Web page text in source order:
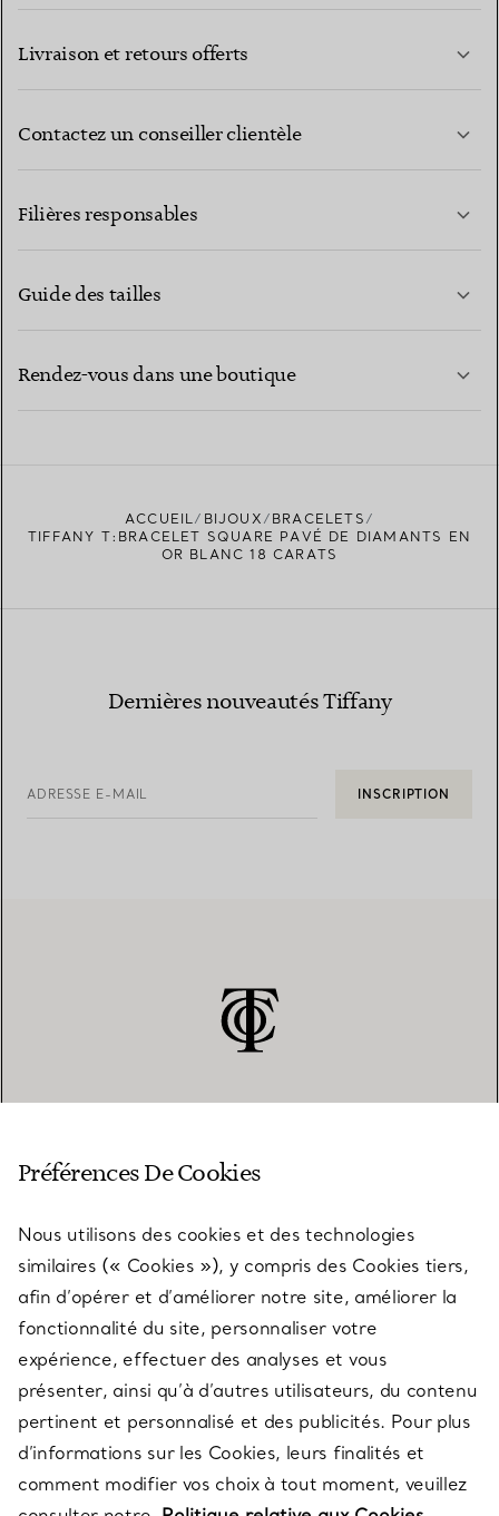
Livraison et retours offerts
Contactez un conseiller clientèle
Filières responsables
Guide des tailles
Rendez-vous dans une boutique
TROUVEZ LA BOUTIQUE LA PLUS PROCHE
ACCUEIL BIJOUX
BRACELETS
TIFFANY T:BRACELET SQUARE PAVÉ DE DIAMANTS EN
OR BLANC 18 CARATS
Dernières nouveautés Tiffany
ADRESSE E-MAIL INSCRIPTION
SERVICES
À PROPOS
QUESTIONS LÉGALES
Préférences De Cookies
Nous utilisons des cookies et des technologies
similaires (« Cookies »), y compris des Cookies tiers,
afin d’opérer et d’améliorer notre site, améliorer la
fonctionnalité du site, personnaliser votre
expérience, effectuer des analyses et vous
présenter, ainsi qu’à d’autres utilisateurs, du contenu
pertinent et personnalisé et des publicités. Pour plus
d’informations sur les Cookies, leurs finalités et
comment modifier vos choix à tout moment, veuillez